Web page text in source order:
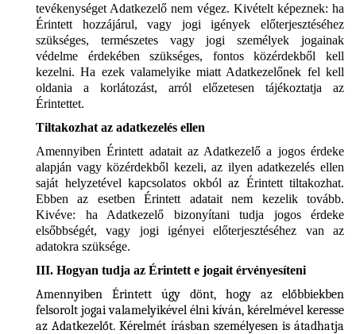
tevékenységet Adatkezelő nem végez. Kivételt képeznek: ha
Érintett hozzájárul, vagy jogi igények előterjesztéséhez
szükséges, természetes vagy jogi személyek jogainak
védelme érdekében szükséges, fontos közérdekből kell
kezelni. Ha ezek valamelyike miatt Adatkezelőnek fel kell
oldania a korlátozást, arról előzetesen tájékoztatja az
Érintettet.
Tiltakozhat az adatkezelés ellen
Amennyiben Érintett adatait az Adatkezelő a jogos érdeke
alapján vagy közérdekből kezeli, az ilyen adatkezelés ellen
saját helyzetével kapcsolatos okból az Érintett tiltakozhat.
Ebben az esetben Érintett adatait nem kezelik tovább.
Kivéve: ha Adatkezelő bizonyítani tudja jogos érdeke
elsőbbségét, vagy jogi igényei előterjesztéséhez van az
adatokra szüksége.
III. Hogyan tudja az Érintett e jogait érvényesíteni
Amennyiben Érintett úgy dönt, hogy az előbbiekben
felsorolt jogai valamelyikével élni kíván, kérelmével keresse
az Adatkezelőt. Kérelmét írásban személyesen is átadhatja